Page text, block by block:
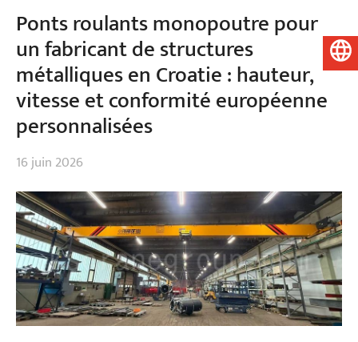
Ponts roulants monopoutre pour
un fabricant de structures
métalliques en Croatie : hauteur,
vitesse et conformité européenne
personnalisées
16 juin 2026
Français